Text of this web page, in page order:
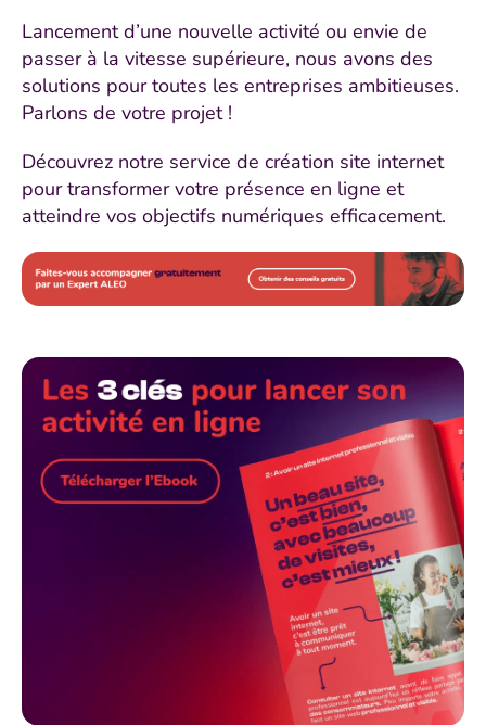
Lancement d’une nouvelle activité ou envie de
passer à la vitesse supérieure, nous avons des
solutions pour toutes les entreprises ambitieuses.
Parlons de votre projet !
Découvrez notre service de création site internet
pour transformer votre présence en ligne et
atteindre vos objectifs numériques efficacement.